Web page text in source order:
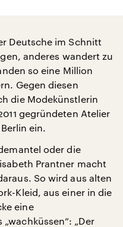
Deutsche im Schnitt
anderes wandert zu
so eine Million
Gegen diesen
die Modekünstlerin
gegründeten Atelier
ein.
oder die
Prantner macht
So wird aus alten
Kleid, aus einer in die
eine
„Der